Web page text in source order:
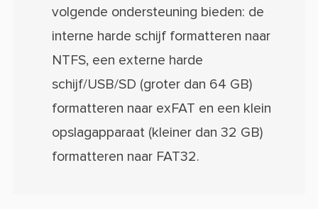
volgende ondersteuning bieden: de
interne harde schijf formatteren naar
NTFS, een externe harde
schijf/USB/SD (groter dan 64 GB)
formatteren naar exFAT en een klein
opslagapparaat (kleiner dan 32 GB)
formatteren naar FAT32.